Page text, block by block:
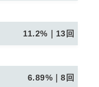
11.2%｜13回
6.89%｜8回